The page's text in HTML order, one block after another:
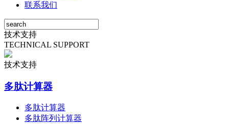
联系我们
技术支持
TECHNICAL SUPPORT
技术支持
多肽计算器
多肽计算器
多肽阵列计算器